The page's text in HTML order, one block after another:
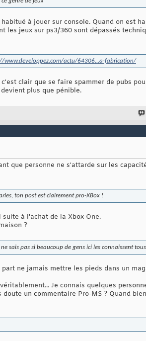
à jouer sur console. Quand on est
les jeux sur ps3/360 sont dépassés
www.developpez.com/actu/64306...a-fabrication/
clair que se faire spammer de pubs
plus que pénible.
que personne ne s'attarde sur les
ton post est clairement pro-XBox !
suite à l'achat de la Xbox One.
?
sais pas si beaucoup de gens ici les connaissent tous
ne jamais mettre les pieds dans un
Je connais quelques
un commentaire Pro-MS ? Quand